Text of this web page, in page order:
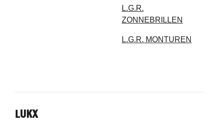
L.G.R.
ZONNEBRILLEN
L.G.R. MONTUREN
LUKX